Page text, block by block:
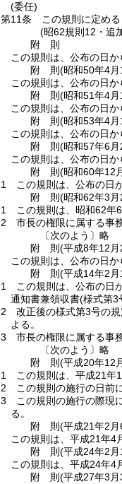
(委任)
第11条
この規則に定め
(昭62規則12・追
附 則
この規則は、公布の日か
附 則(昭和50年4
この規則は、公布の日か
附 則(昭和51年4月
この規則は、公布の日か
附 則(昭和53年4月
この規則は、公布の日か
附 則(昭和57年6
この規則は、公布の日か
附 則(昭和60年12
1
この規則は、公布の日
附 則(昭和62年3
1
この規則は、昭和62年
2
市長の権限に属する事
〔次のよう〕略
附 則(平成8年12
この規則は、公布の日か
附 則(平成14年2
1
この規則は、公布の日
通知書兼領収書(様式第3
2
改正後の様式第3号の
よる。
3
市長の権限に属する事
〔次のよう〕略
附 則(平成20年12
1
この規則は、平成21年
2
この規則の施行の日前
3
この規則の施行の際現
る。
附 則(平成21年2月
この規則は、平成21年4
附 則(平成24年2
この規則は、平成24年4
附 則(平成27年3